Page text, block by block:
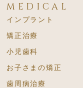
MEDICAL
インプラント
矯正治療
小児歯科
お子さまの矯正
歯周病治療